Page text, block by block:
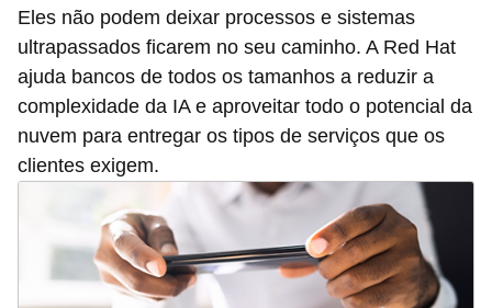
Eles não podem deixar processos e sistemas
ultrapassados ficarem no seu caminho. A Red Hat
ajuda bancos de todos os tamanhos a reduzir a
complexidade da IA e aproveitar todo o potencial da
nuvem para entregar os tipos de serviços que os
clientes exigem.